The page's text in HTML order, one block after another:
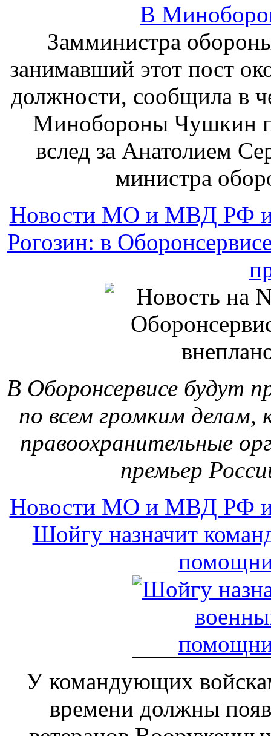
В
Замминистра
занимавший этот пост
должности, сообщила в
Минобороны Чушкин
вслед за Анатолием
министра
Новости МО и МВД РФ
Рогозин: в
В Оборонсервисе будут
по всем громким
правоохранительные
премьер
Новости МО и МВД РФ
Шойгу назначит
У командующих
времени должны